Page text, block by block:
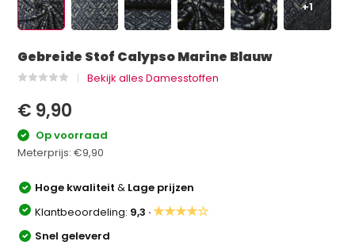
+1
Gebreide Stof Calypso Marine Blauw
Bekijk alles Damesstoffen
€ 9,90
Op voorraad
Meterprijs:€9,90
Hoge kwaliteit& Lage prijzen
Klantbeoordeling: 9,3 ·★★★★☆
Snel geleverd